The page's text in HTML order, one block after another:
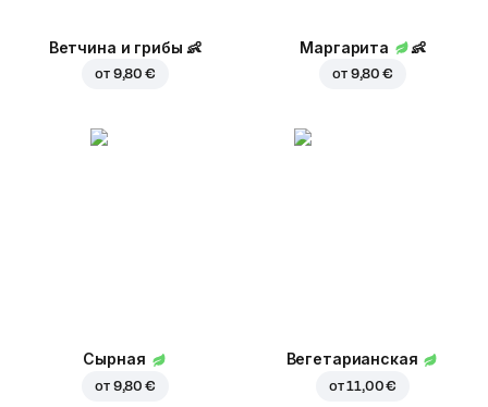
Ветчина и грибы 👶
от 9,80 €
Маргарита 👶
от 9,80 €
Сырная
от 9,80 €
Вегетарианская
от11,00 €